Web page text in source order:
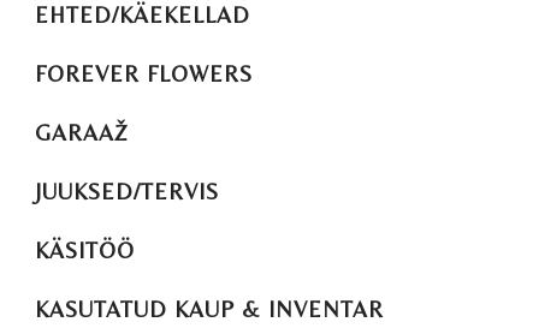
EHTED/KÄEKELLAD
FOREVER FLOWERS
GARAAŽ
JUUKSED/TERVIS
KÄSITÖÖ
KASUTATUD KAUP & INVENTAR